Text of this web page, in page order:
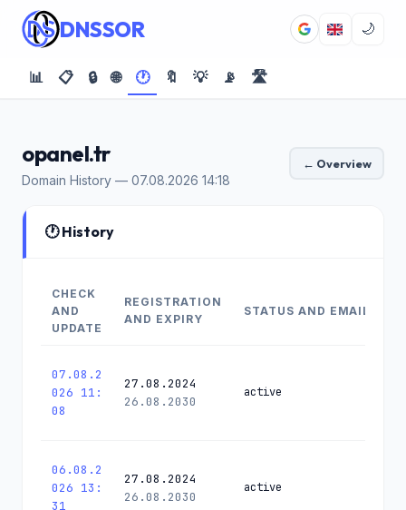
DNSSOR 🌙
📊 📋 🔒 🌐 🕐 🔖 💡 📡 🛣️
opanel.tr
Domain History — 07.08.2026 14:18
← Overview
🕐 History
CHECK
AND
UPDATE
REGISTRATION
AND EXPIRY
STATUS AND EMAIL
07.08.2
026 11:
08
27.08.2024
26.08.2030
active
06.08.2
026 13:
31
27.08.2024
26.08.2030
active